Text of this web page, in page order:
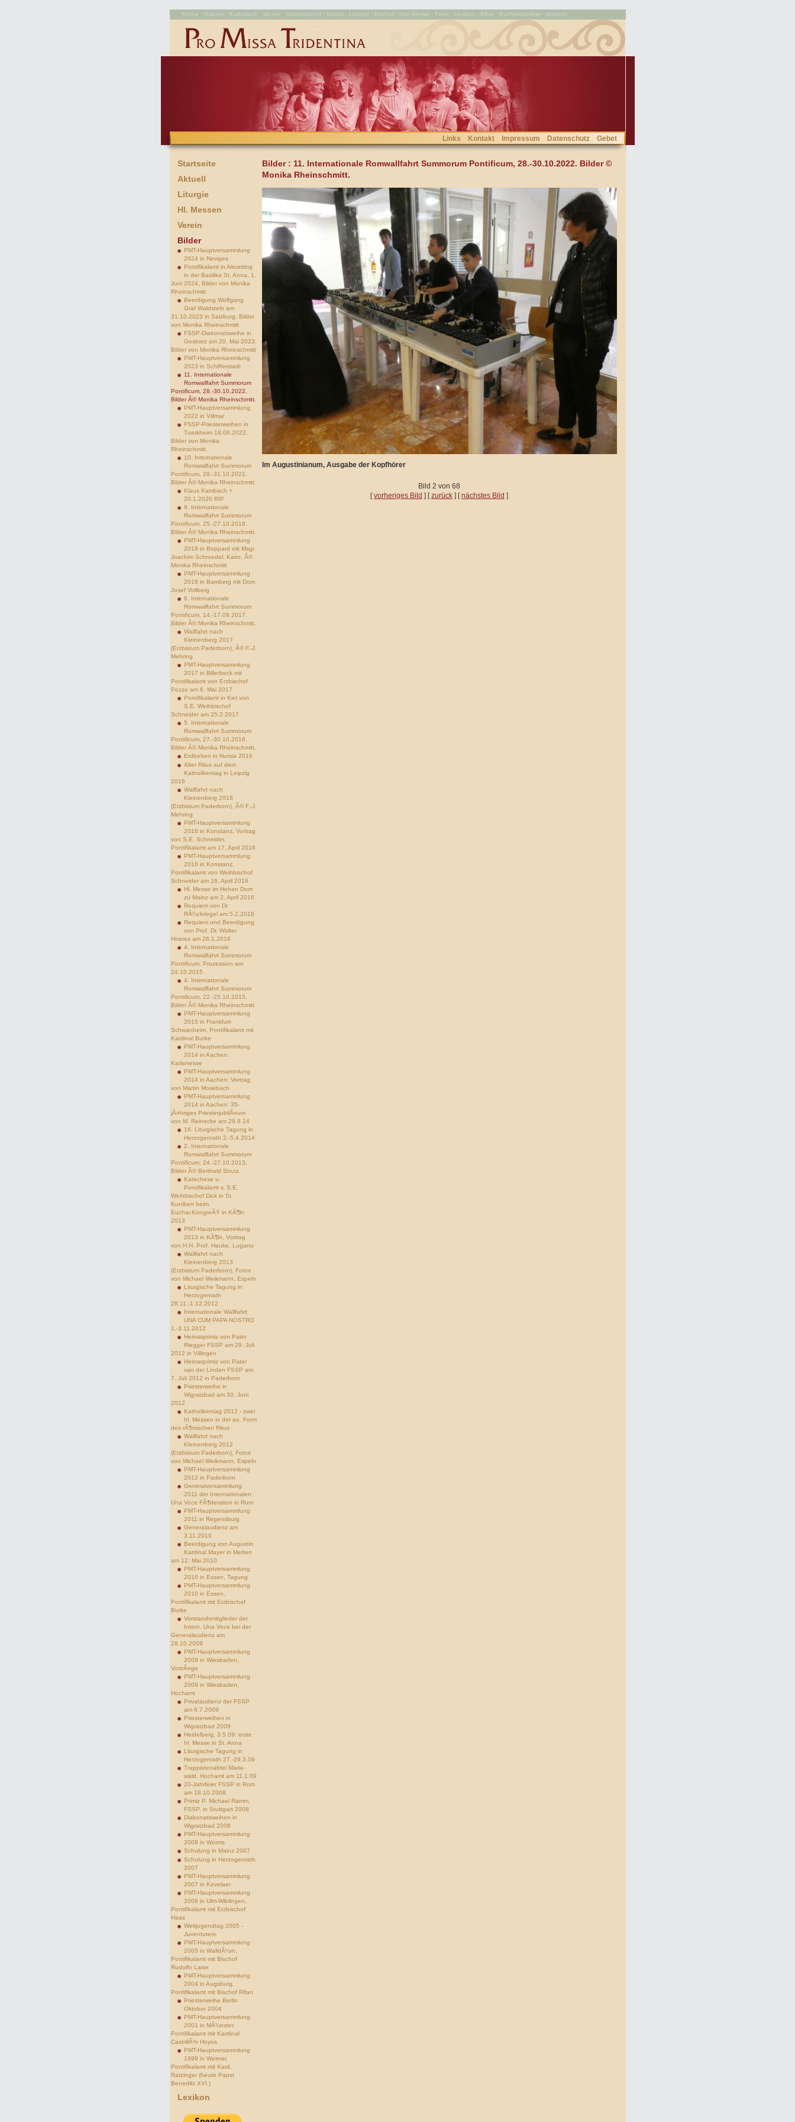
Kirche · Glaube · Katholisch · Messe · Gottesdienst · Gebet · Liturgie · Bischof · Alte-Messe · Feier · Lexikon · Bibel · Eucharistiefeier · römisch
Links Kontakt Impressum Datenschutz Gebet
Startseite
Aktuell
Liturgie
Hl. Messen
Verein
Bilder
PMT-Hauptversammlung
2024 in Neviges
Pontifikalamt in Altoetting
in der Basilika St. Anna, 1.
Juni 2024, Bilder von Monika
Rheinschmitt
Beerdigung Wolfgang
Graf Waldstein am
31.10.2023 in Salzburg, Bilder
von Monika Rheinschmitt
FSSP-Diakonatsweihe in
Gestratz am 20. Mai 2023,
Bilder von Monika Rheinschmitt
PMT-Hauptversammlung
2023 in Schifferstadt
11. Internationale
Romwallfahrt Summorum
Pontificum, 28.-30.10.2022.
Bilder Â© Monika Rheinschmitt.
PMT-Hauptversammlung
2022 in Villmar
FSSP-Priesterweihen in
Tuerkheim 18.06.2022.
Bilder von Monika
Rheinschmitt.
10. Internationale
Romwallfahrt Summorum
Pontificum, 29.-31.10.2021.
Bilder Â© Monika Rheinschmitt.
Klaus Kambach +
20.1.2020 RIP
8. Internationale
Romwallfahrt Summorum
Pontificum, 25.-27.10.2019.
Bilder Â© Monika Rheinschmitt.
PMT-Hauptversammlung
2019 in Boppard mit Msgr.
Joachim Schroedel, Kairo, Â©
Monika Rheinschmitt
PMT-Hauptversammlung
2018 in Bamberg mit Dom
Josef Vollberg
6. Internationale
Romwallfahrt Summorum
Pontificum, 14.-17.09.2017.
Bilder Â© Monika Rheinschmitt.
Wallfahrt nach
Kleinenberg 2017
(Erzbistum Paderborn), Â© F.-J.
Mehring
PMT-Hauptversammlung
2017 in Billerbeck mit
Pontifikalamt von Erzbischof
Pozzo am 6. Mai 2017
Pontifikalamt in Kiel von
S.E. Weihbischof
Schneider am 25.2.2017
5. Internationale
Romwallfahrt Summorum
Pontificum, 27.-30.10.2016.
Bilder Â© Monika Rheinschmitt.
Erdbeben in Nursia 2016
Alter Ritus auf dem
Katholikentag in Leipzig
2016
Wallfahrt nach
Kleinenberg 2016
(Erzbistum Paderborn), Â© F.-J.
Mehring
PMT-Hauptversammlung
2016 in Konstanz, Vortrag
von S.E. Schneider,
Pontifikalamt am 17. April 2016
PMT-Hauptversammlung
2016 in Konstanz,
Pontifikalamt von Weihbischof
Schneider am 16. April 2016
Hl. Messe im Hohen Dom
zu Mainz am 2. April 2016
Requiem von Dr.
RÃ¼ckriegel am 5.2.2016
Requiem und Beerdigung
von Prof. Dr. Walter
Hoeres am 26.1.2016
4. Internationale
Romwallfahrt Summorum
Pontificum, Prozession am
24.10.2015
4. Internationale
Romwallfahrt Summorum
Pontificum, 22.-25.10.2015,
Bilder Â© Monika Rheinschmitt
PMT-Hauptversammlung
2015 in Frankfurt-
Schwanheim, Pontifikalamt mit
Kardinal Burke
PMT-Hauptversammlung
2014 in Aachen:
Karlsmesse
PMT-Hauptversammlung
2014 in Aachen: Vortrag
von Martin Mosebach
PMT-Hauptversammlung
2014 in Aachen: 35-
jÃ¤hriges PriesterjubilÃ¤um
von M. Reinecke am 29.6.14
16. Liturgische Tagung in
Herzogenrath 2.-5.4.2014
2. Internationale
Romwallfahrt Summorum
Pontificum, 24.-27.10.2013,
Bilder Â© Berthold Strutz.
Katechese u.
Pontifikalamt v. S.E.
Weihbischof Dick in St.
Kunibert beim
Euchar.KongreÃŸ in KÃ¶ln
2013
PMT-Hauptversammlung
2013 in KÃ¶ln, Vortrag
von H.H. Prof. Hauke, Lugano
Wallfahrt nach
Kleinenberg 2013
(Erzbistum Paderborn), Fotos
von Michael Weikmann, Espeln
Liturgische Tagung in
Herzogenrath
28.11.-1.12.2012
Internationale Wallfahrt
UNA CUM PAPA NOSTRO
1.-3.11.2012
Heimatprimiz von Pater
Riegger FSSP am 29. Juli
2012 in Villingen
Heimatprimiz von Pater
van der Linden FSSP am
7. Juli 2012 in Paderborn
Priesterweihe in
Wigratzbad am 30. Juni
2012
Katholikentag 2012 - zwei
hl. Messen in der ao. Form
des rÃ¶mischen Ritus
Wallfahrt nach
Kleinenberg 2012
(Erzbistum Paderborn), Fotos
von Michael Weikmann, Espeln
PMT-Hauptversammlung
2012 in Paderborn
Generalversammlung
2011 der Internationalen
Una Voce FÃ¶deration in Rom
PMT-Hauptversammlung
2011 in Regensburg
Generalaudienz am
3.11.2010
Beerdigung von Augustin
Kardinal Mayer in Metten
am 12. Mai 2010
PMT-Hauptversammlung
2010 in Essen, Tagung
PMT-Hauptversammlung
2010 in Essen,
Pontifikalamt mit Erzbischof
Burke
Vorstandsmitglieder der
Intern. Una Voce bei der
Generalaudienz am
28.10.2009
PMT-Hauptversammlung
2009 in Wiesbaden,
VortrÃ¤ge
PMT-Hauptversammlung
2009 in Wiesbaden,
Hochamt
Privataudienz der FSSP
am 6.7.2009
Priesterweihen in
Wigratzbad 2009
Heidelberg, 3.5.09: erste
hl. Messe in St. Anna
Liturgische Tagung in
Herzogenrath 27.-29.3.09
Trappistenabtei Maria-
wald, Hochamt am 11.1.09
20-Jahrfeier FSSP in Rom
am 18.10.2008
Primiz P. Michael Ramm,
FSSP, in Stuttgart 2008
Diakonatsweihen in
Wigratzbad 2008
PMT-Hauptversammlung
2008 in Worms
Schulung in Mainz 2007
Schulung in Herzogenrath
2007
PMT-Hauptversammlung
2007 in Kevelaer
PMT-Hauptversammlung
2006 in Ulm-Wiblingen,
Pontifikalamt mit Erzbischof
Haas
Weltjugendtag 2005 -
Juventutem
PMT-Hauptversammlung
2005 in WalldÃ¼rn,
Pontifikalamt mit Bischof
Rudolfo Laise
PMT-Hauptversammlung
2004 in Augsburg,
Pontifikalamt mit Bischof Rifan
Priesterweihe Berlin
Oktober 2004
PMT-Hauptversammlung
2001 in MÃ¼nster,
Pontifikalamt mit Kardinal
CastrillÃ³n Hoyos
PMT-Hauptversammlung
1999 in Weimar,
Pontifikalamt mit Kard.
Ratzinger (heute Papst
Benedikt XVI.)
Lexikon
Bilder : 11. Internationale Romwallfahrt Summorum Pontificum, 28.-30.10.2022. Bilder ©
Monika Rheinschmitt.
Im Augustinianum, Ausgabe der Kopfhörer
Bild 2 von 68
[vorheriges Bild ] [zurück ] [nächstes Bild ]